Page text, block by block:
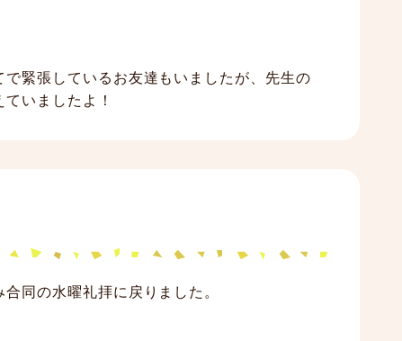
緊張しているお友達もいましたが、先生の
いましたよ！
同の水曜礼拝に戻りました。